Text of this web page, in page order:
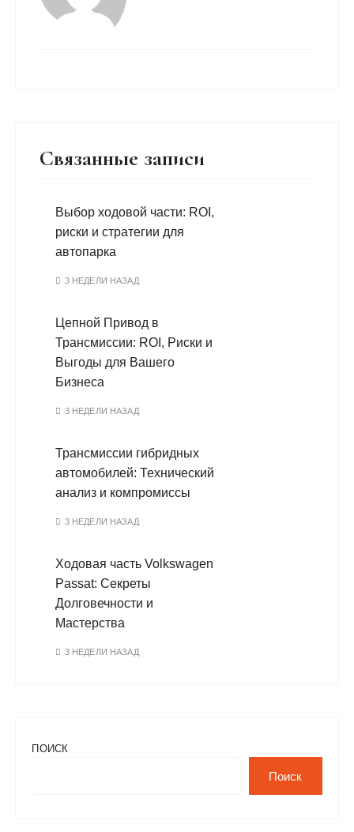
Связанные записи
Выбор ходовой части: ROI,
риски и стратегии для
автопарка
3 НЕДЕЛИ НАЗАД
Цепной Привод в
Трансмиссии: ROI, Риски и
Выгоды для Вашего
Бизнеса
3 НЕДЕЛИ НАЗАД
Трансмиссии гибридных
автомобилей: Технический
анализ и компромиссы
3 НЕДЕЛИ НАЗАД
Ходовая часть Volkswagen
Passat: Секреты
Долговечности и
Мастерства
3 НЕДЕЛИ НАЗАД
ПОИСК
Поиск